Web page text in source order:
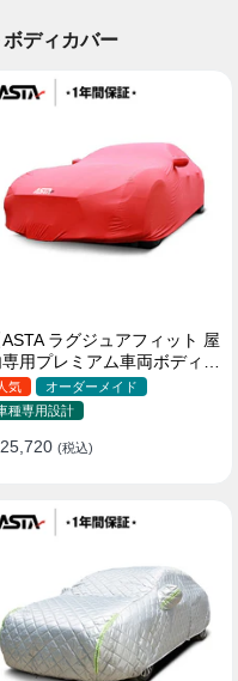
ボディカバー
ASTA ラグジュアフィット 屋
用プレミアム車両ボディカ
】オーダーメイド 最高級
生地 柔かい 裏起毛車カバー
人気
オーダーメイド
種専用設計
(税込)